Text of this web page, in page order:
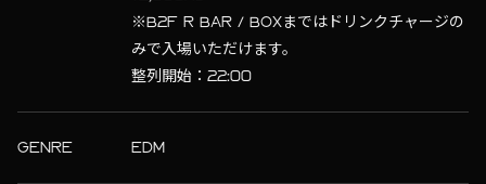
※B2F R BAR / BOXまではドリンクチャージの
みで入場いただけます。
整列開始：22:00
GENRE EDM